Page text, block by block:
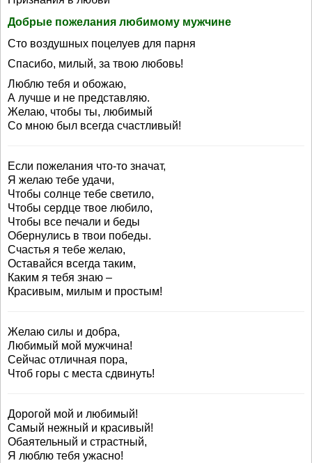
Добрые пожелания любимому мужчине
Сто воздушных поцелуев для парня
Спасибо, милый, за твою любовь!
Люблю тебя и обожаю,
А лучше и не представляю.
Желаю, чтобы ты, любимый
Со мною был всегда счастливый!
Если пожелания что-то значат,
Я желаю тебе удачи,
Чтобы солнце тебе светило,
Чтобы сердце твое любило,
Чтобы все печали и беды
Обернулись в твои победы.
Счастья я тебе желаю,
Оставайся всегда таким,
Каким я тебя знаю –
Красивым, милым и простым!
Желаю силы и добра,
Любимый мой мужчина!
Сейчас отличная пора,
Чтоб горы с места сдвинуть!
Дорогой мой и любимый!
Самый нежный и красивый!
Обаятельный и страстный,
Я люблю тебя ужасно!